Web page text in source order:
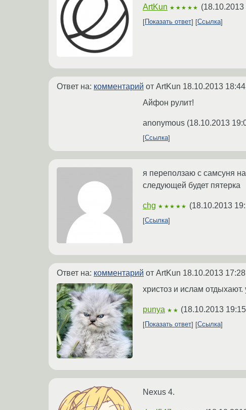
ArtKun ★★★★★ (
Показать ответ Ссылка
Ответ на: комментарий от ArtKun 18.10.2013
Айфон рулит!
anonymous (18.10.2013
Ссылка
я переползаю с самсуня
следующей будет пятерка
chg ★★★★★ (18.10.2013
Ссылка
Ответ на: комментарий от ArtKun 18.10.2013
христоз и ислам отдыхают.
punya ★★ (18.10.2013
Показать ответ Ссылка
Nexus 4.